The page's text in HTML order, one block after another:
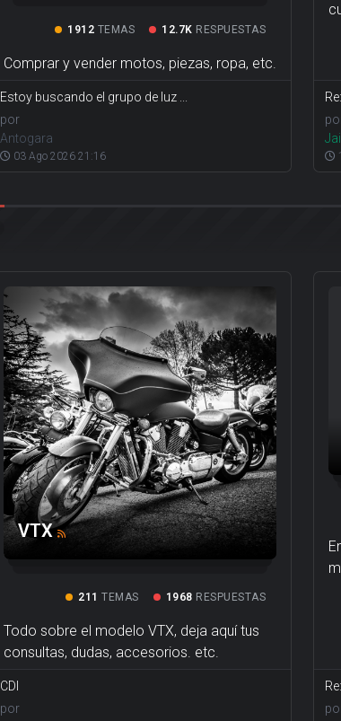
1912 TEMAS 12.7K RESPUESTAS
Comprar y vender motos, piezas, ropa, etc.
Estoy buscando el grupo de luz ...
por
Antogara
03 Ago 2026 21:16
VTX
211 TEMAS 1968 RESPUESTAS
Todo sobre el modelo VTX, deja aquí tus
consultas, dudas, accesorios. etc.
CDI
por